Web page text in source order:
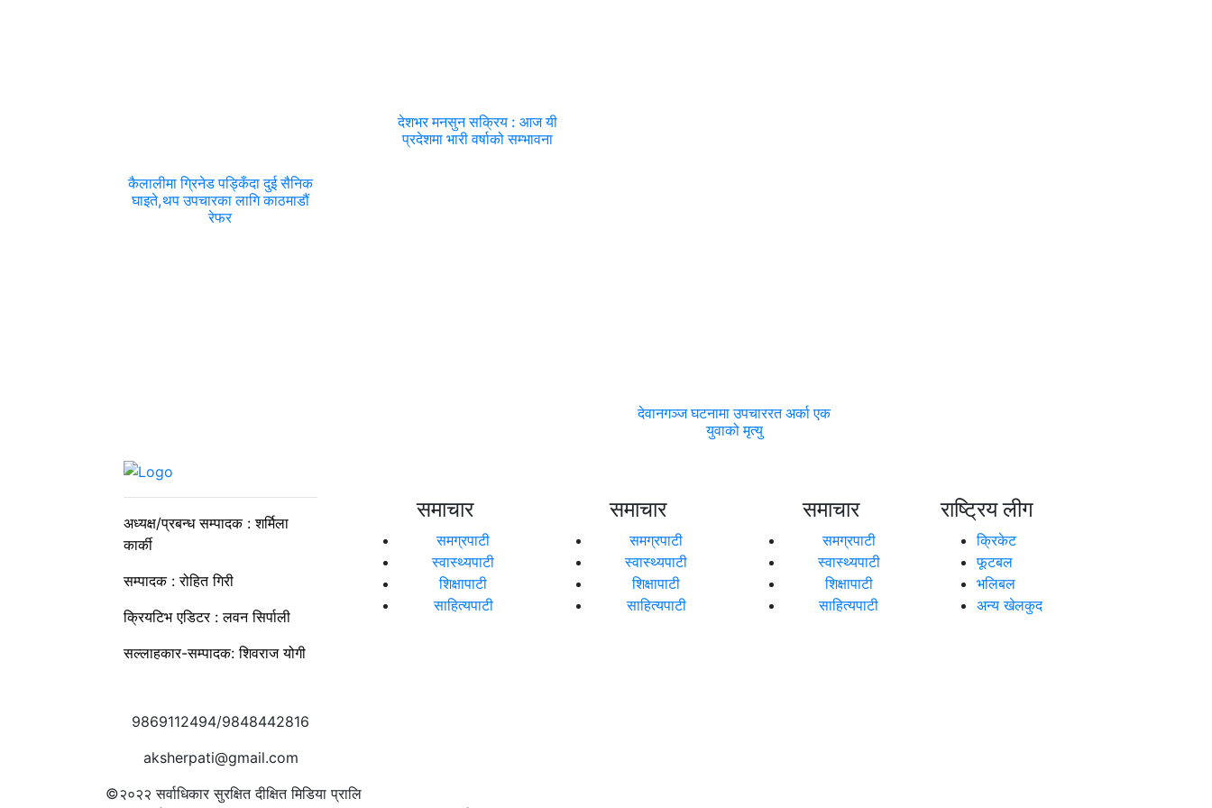
कैलालीमा ग्रिनेड पड्किँदा दुई सैनिक
घाइते,थप उपचारका लागि काठमाडौं
रेफर
देशभर मनसुन सक्रिय : आज यी
प्रदेशमा भारी वर्षाको सम्भावना
देवानगञ्ज घटनामा उपचाररत अर्का एक
युवाको मृत्यु
अध्यक्ष/प्रबन्ध सम्पादक : शर्मिला
कार्की
सम्पादक : रोहित गिरी
क्रियटिभ एडिटर : लवन सिर्पाली
सल्लाहकार-सम्पादक: शिवराज योगी
9869112494/9848442816
aksherpati@gmail.com
समाचार
समग्रपाटी
स्वास्थ्यपाटी
शिक्षापाटी
साहित्यपाटी
समाचार
समग्रपाटी
स्वास्थ्यपाटी
शिक्षापाटी
साहित्यपाटी
समाचार
समग्रपाटी
स्वास्थ्यपाटी
शिक्षापाटी
साहित्यपाटी
राष्ट्रिय लीग
क्रिकेट
फूटबल
भलिबल
अन्य खेलकुद
©२०२२सर्वाधिकार सुरक्षित दीक्षित मिडिया प्रालि